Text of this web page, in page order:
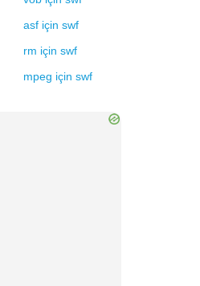
asf için swf
rm için swf
mpeg için swf